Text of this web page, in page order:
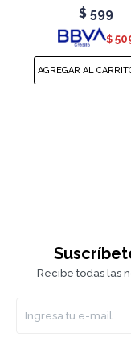
$ 599
$
Recibe todas las